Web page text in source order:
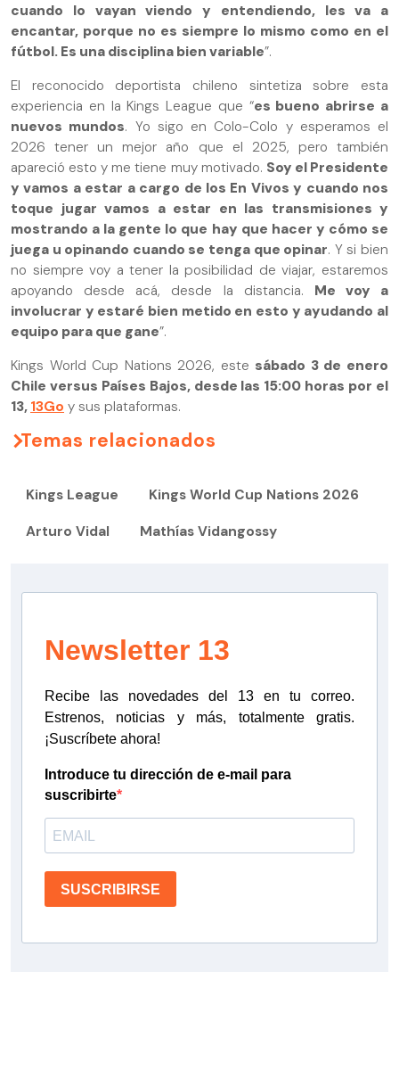
cuando lo vayan viendo y entendiendo, les va a
encantar, porque no es siempre lo mismo como en el
fútbol. Es una disciplina bien variable”.
El reconocido deportista chileno sintetiza sobre esta
experiencia en la Kings League que “es bueno abrirse a
nuevos mundos. Yo sigo en Colo-Colo y esperamos el
2026 tener un mejor año que el 2025, pero también
apareció esto y me tiene muy motivado. Soy el Presidente
y vamos a estar a cargo de los En Vivos y cuando nos
toque jugar vamos a estar en las transmisiones y
mostrando a la gente lo que hay que hacer y cómo se
juega u opinando cuando se tenga que opinar. Y si bien
no siempre voy a tener la posibilidad de viajar, estaremos
apoyando desde acá, desde la distancia. Me voy a
involucrar y estaré bien metido en esto y ayudando al
equipo para que gane”.
Kings World Cup Nations 2026, este sábado 3 de enero
Chile versus Países Bajos, desde las 15:00 horas por el
13, 13Go y sus plataformas.
Temas relacionados
Kings League Kings World Cup Nations 2026
Arturo Vidal Mathías Vidangossy
Newsletter 13
Recibe las novedades del 13 en tu correo.
Estrenos, noticias y más, totalmente gratis.
¡Suscríbete ahora!
Introduce tu dirección de e-mail para
suscribirte
SUSCRIBIRSE